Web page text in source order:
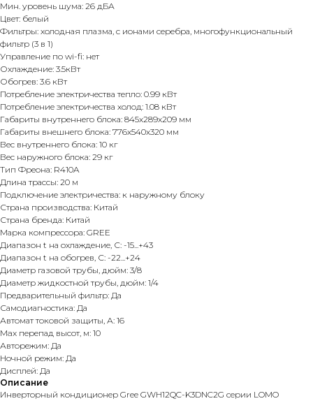
Мин. уровень шума: 26 дБА
Цвет: белый
Фильтры: холодная плазма, с ионами серебра, многофункциональный
фильтр (3 в 1)
Управление по wi-fi: нет
Охлаждение: 3.5кВт
Обогрев: 3.6 кВт
Потребление электричества тепло: 0.99 кВт
Потребление электричества холод: 1.08 кВт
Габариты внутреннего блока: 845x289x209 мм
Габариты внешнего блока: 776x540x320 мм
Вес внутреннего блока: 10 кг
Вес наружного блока: 29 кг
Тип Фреона: R410A
Длина трассы: 20 м
Подключение электричества: к наружному блоку
Страна производства: Китай
Страна бренда: Китай
Марка компрессора: GREE
Диапазон t на охлаждение, С: -15...+43
Диапазон t на обогрев, С: -22...+24
Диаметр газовой трубы, дюйм: 3/8
Диаметр жидкостной трубы, дюйм: 1/4
Предварительный фильтр: Да
Самодиагностика: Да
Автомат токовой защиты, А: 16
Max перепад высот, м: 10
Авторежим: Да
Ночной режим: Да
Дисплей: Да
Описание
Инверторный кондиционер Gree GWH12QC-K3DNC2G серии LOMO